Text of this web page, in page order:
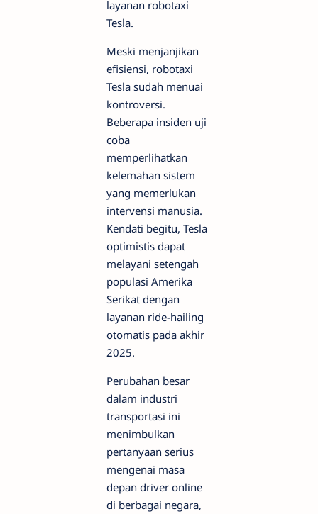
layanan robotaxi
Tesla.
Meski menjanjikan
efisiensi, robotaxi
Tesla sudah menuai
kontroversi.
Beberapa insiden uji
coba
memperlihatkan
kelemahan sistem
yang memerlukan
intervensi manusia.
Kendati begitu, Tesla
optimistis dapat
melayani setengah
populasi Amerika
Serikat dengan
layanan ride-hailing
otomatis pada akhir
2025.
Perubahan besar
dalam industri
transportasi ini
menimbulkan
pertanyaan serius
mengenai masa
depan driver online
di berbagai negara,